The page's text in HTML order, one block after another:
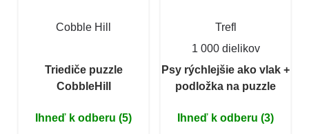
Cobble Hill
Triediče puzzle
CobbleHill
Ihneď k odberu (5)
Trefl
1 000 dielikov
Psy rýchlejšie ako vlak +
podložka na puzzle
Ihneď k odberu (3)